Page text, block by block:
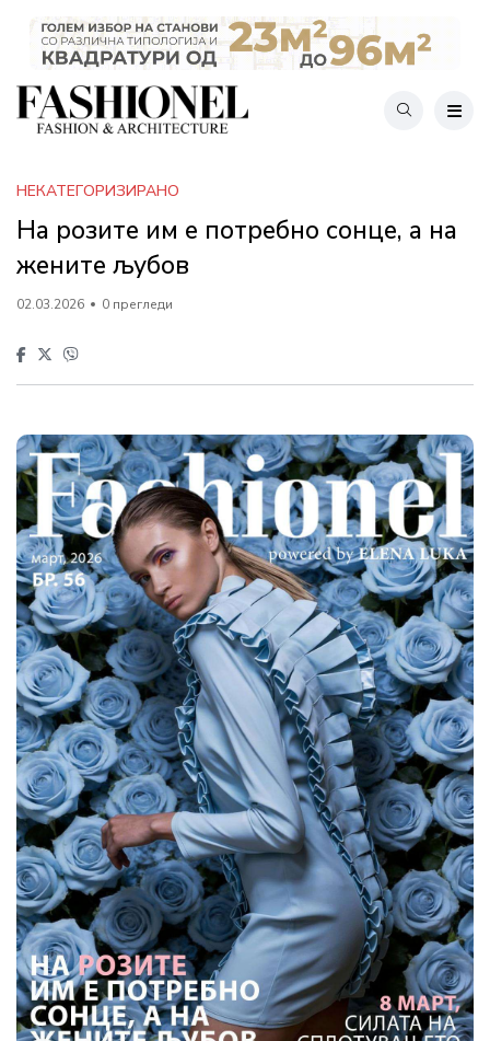
НЕКАТЕГОРИЗИРАНО
На розите им е потребно сонце, а на
жените љубов
02.03.2026 0 прегледи